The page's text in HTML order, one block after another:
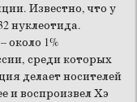
Известно, что у
нуклеотида.
около 1%
среди которых
делает носителей
и воспроизвел Хэ